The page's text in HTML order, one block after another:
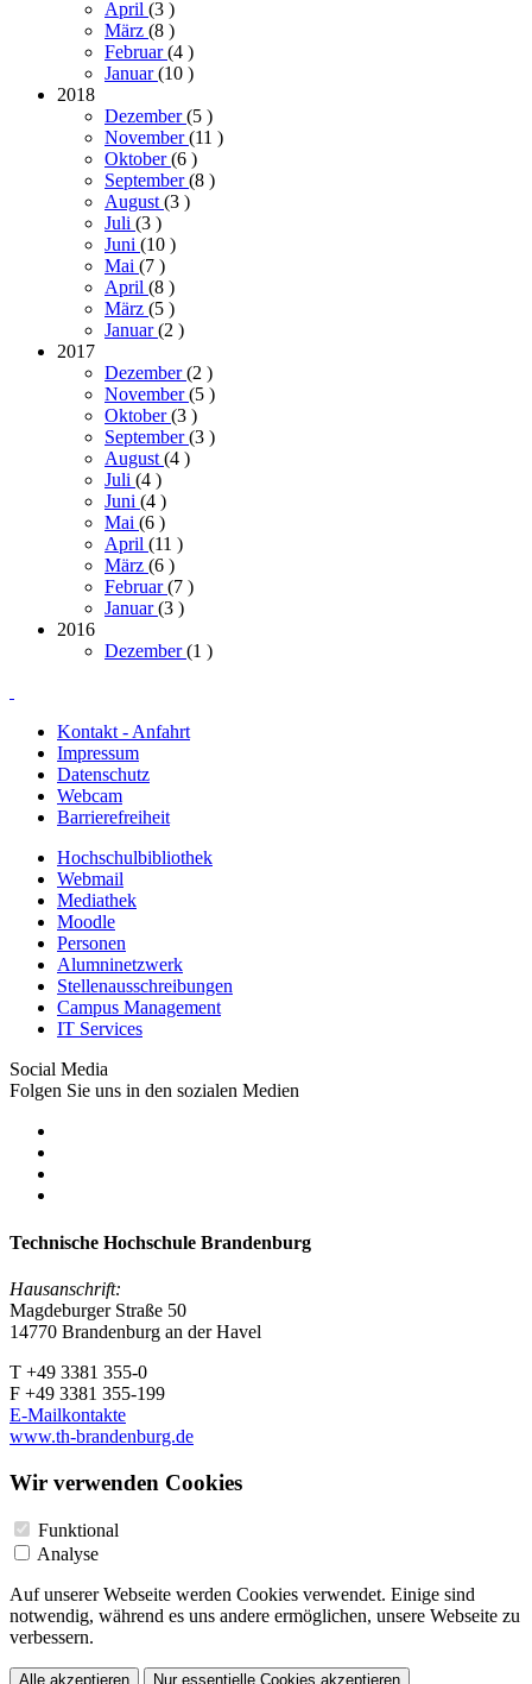
April (3 )
März (8 )
Februar(4 )
Januar(10 )
2018
Dezember(5 )
November(11 )
Oktober(6 )
September(8 )
August(3 )
Juli (3 )
Juni (10 )
Mai (7 )
April (8 )
März (5 )
Januar(2 )
2017
Dezember(2 )
November(5 )
Oktober(3 )
September(3 )
August(4 )
Juli (4 )
Juni (4 )
Mai (6 )
April (11 )
März (6 )
Februar(7 )
Januar(3 )
2016
Dezember(1 )
Kontakt - Anfahrt
Impressum
Datenschutz
Webcam
Barrierefreiheit
Hochschulbibliothek
Webmail
Mediathek
Moodle
Personen
Alumninetzwerk
Stellenausschreibungen
Campus Management
IT Services
Social Media
Folgen Sie uns in den sozialen Medien
Technische Hochschule Brandenburg
Hausanschrift:
Magdeburger Straße 50
14770 Brandenburg an der Havel
T +49 3381 355-0
F +49 3381 355-199
E-Mailkontakte
www.th-brandenburg.de
Wir verwenden Cookies
Funktional
Analyse
Auf unserer Webseite werden Cookies verwendet. Einige sind
notwendig, während es uns andere ermöglichen, unsere Webseite zu
verbessern.
Alle akzeptieren Nur essentielle Cookies akzeptieren